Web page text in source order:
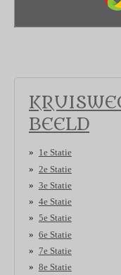
BEELD
1e Statie
2e Statie
3e Statie
4e Statie
5e Statie
6e Statie
7e Statie
8e Statie